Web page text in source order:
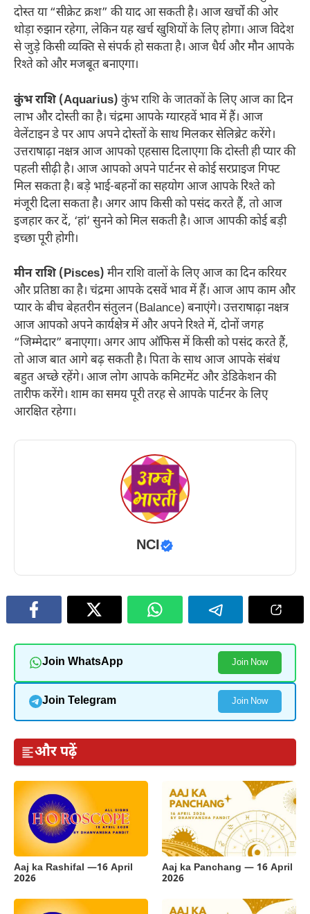
दोस्त या “सीक्रेट क्रश” की याद आ सकती है। आज खर्चों की ओर
थोड़ा रुझान रहेगा, लेकिन यह खर्च खुशियों के लिए होगा। आज विदेश
से जुड़े किसी व्यक्ति से संपर्क हो सकता है। आज धैर्य और मौन आपके
रिश्ते को और मजबूत बनाएगा।
कुंभ राशि (Aquarius) कुंभ राशि के जातकों के लिए आज का दिन
लाभ और दोस्ती का है। चंद्रमा आपके ग्यारहवें भाव में हैं। आज
वेलेंटाइन डे पर आप अपने दोस्तों के साथ मिलकर सेलिब्रेट करेंगे।
उत्तराषाढ़ा नक्षत्र आज आपको एहसास दिलाएगा कि दोस्ती ही प्यार की
पहली सीढ़ी है। आज आपको अपने पार्टनर से कोई सरप्राइज गिफ्ट
मिल सकता है। बड़े भाई-बहनों का सहयोग आज आपके रिश्ते को
मंजूरी दिला सकता है। अगर आप किसी को पसंद करते हैं, तो आज
इजहार कर दें, ‘हां’ सुनने को मिल सकती है। आज आपकी कोई बड़ी
इच्छा पूरी होगी।
मीन राशि (Pisces) मीन राशि वालों के लिए आज का दिन करियर
और प्रतिष्ठा का है। चंद्रमा आपके दसवें भाव में हैं। आज आप काम और
प्यार के बीच बेहतरीन संतुलन (Balance) बनाएंगे। उत्तराषाढ़ा नक्षत्र
आज आपको अपने कार्यक्षेत्र में और अपने रिश्ते में, दोनों जगह
“जिम्मेदार” बनाएगा। अगर आप ऑफिस में किसी को पसंद करते हैं,
तो आज बात आगे बढ़ सकती है। पिता के साथ आज आपके संबंध
बहुत अच्छे रहेंगे। आज लोग आपके कमिटमेंट और डेडिकेशन की
तारीफ करेंगे। शाम का समय पूरी तरह से आपके पार्टनर के लिए
आरक्षित रहेगा।
NCI
Join WhatsApp Join Now
Join Telegram Join Now
और पढ़ें
Aaj ka Rashifal —16 April
2026
Aaj ka Panchang — 16 April
2026